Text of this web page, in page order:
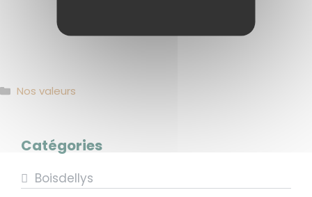
Catégories
Nos valeurs
Catégories
Boisdellys